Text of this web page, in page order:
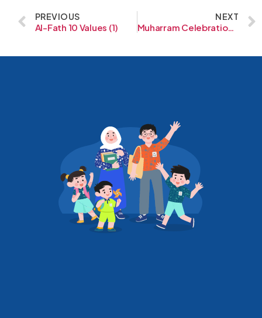
PREVIOUS
Al-Fath 10 Values (1)
NEXT
Muharram Celebration SMP Al-Fath BSD